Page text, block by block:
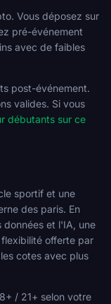
Vous déposez sur
pré-événement
avec de faibles
post-événement.
valides. Si vous
débutants sur ce
sportif et une
des paris. En
données et l'IA, une
offerte par
cotes avec plus
/ 21+ selon votre